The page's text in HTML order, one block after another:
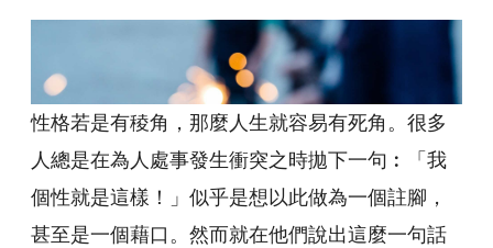
性格若是有稜角，那麼人生就容易有死角。很多
人總是在為人處事發生衝突之時拋下一句︰「我
個性就是這樣！」似乎是想以此做為一個註腳，
甚至是一個藉口。然而就在他們說出這麼一句話